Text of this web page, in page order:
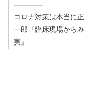
コロナ対策は本当に
一郎『臨床現場から
実』